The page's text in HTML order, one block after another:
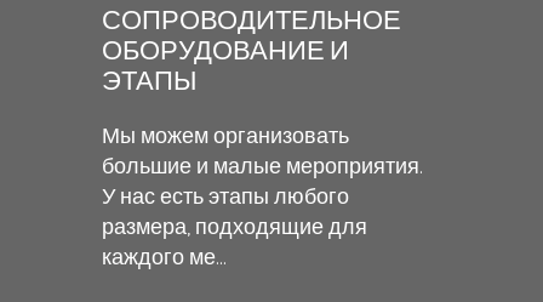
СОПРОВОДИТЕЛЬНОЕ
ОБОРУДОВАНИЕ И
ЭТАПЫ
Мы можем организовать
большие и малые мероприятия.
У нас есть этапы любого
размера, подходящие для
каждого ме...